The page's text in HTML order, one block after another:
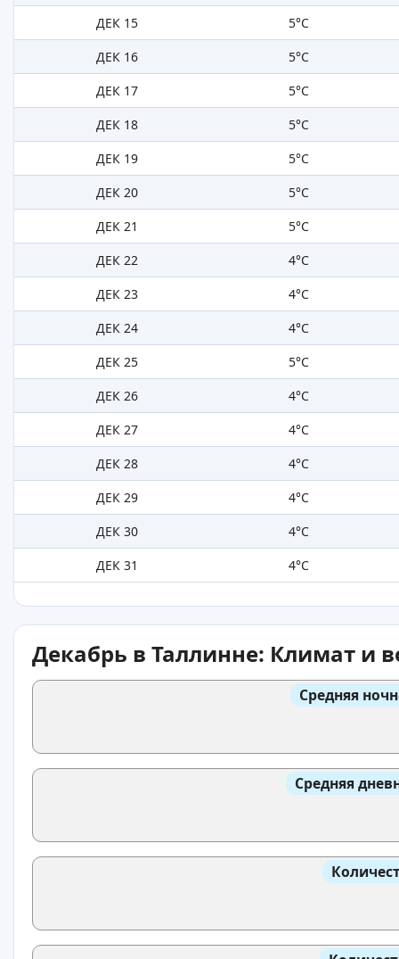
ДЕК 15
5°C
ДЕК 16
5°C
ДЕК 17
5°C
ДЕК 18
5°C
ДЕК 19
5°C
ДЕК 20
5°C
ДЕК 21
5°C
ДЕК 22
4°C
ДЕК 23
4°C
ДЕК 24
4°C
ДЕК 25
5°C
ДЕК 26
4°C
ДЕК 27
4°C
ДЕК 28
4°C
ДЕК 29
4°C
ДЕК 30
4°C
ДЕК 31
4°C
Декабрь в Таллинне: Климат и
Средняя
Средняя